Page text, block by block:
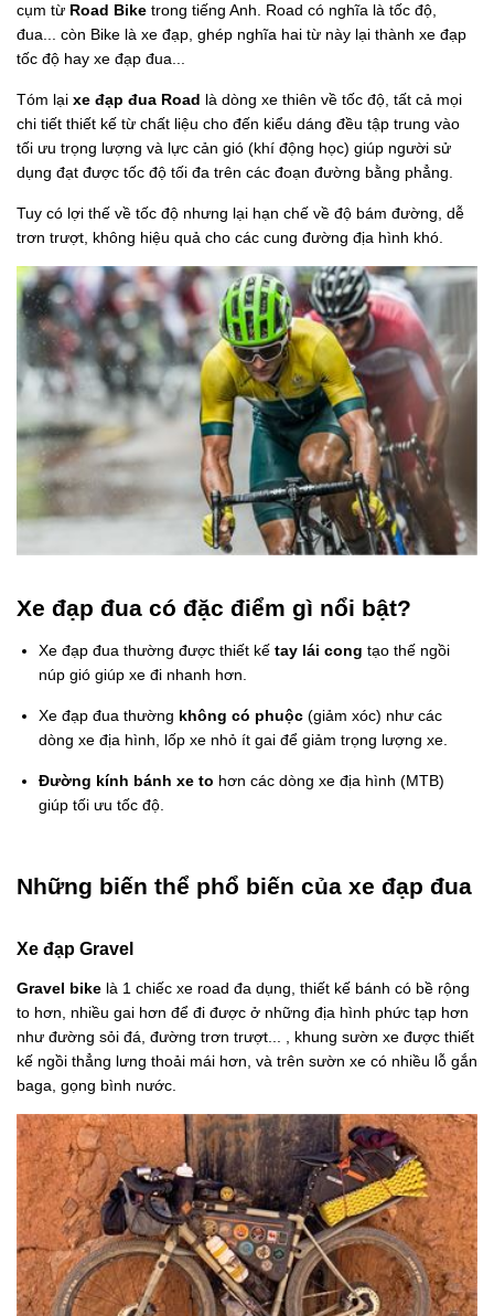
cụm từ Road Bike trong tiếng Anh. Road có nghĩa là tốc độ,
đua... còn Bike là xe đạp, ghép nghĩa hai từ này lại thành xe đạp
tốc độ hay xe đạp đua...
Tóm lại xe đạp đua Road là dòng xe thiên về tốc độ, tất cả mọi
chi tiết thiết kế từ chất liệu cho đến kiểu dáng đều tập trung vào
tối ưu trọng lượng và lực cản gió (khí động học) giúp người sử
dụng đạt được tốc độ tối đa trên các đoạn đường bằng phẳng.
Tuy có lợi thế về tốc độ nhưng lại hạn chế về độ bám đường, dễ
trơn trượt, không hiệu quả cho các cung đường địa hình khó.
Xe đạp đua có đặc điểm gì nổi bật?
Xe đạp đua thường được thiết kế tay lái cong tạo thế ngồi
núp gió giúp xe đi nhanh hơn.
Xe đạp đua thường không có phuộc (giảm xóc) như các
dòng xe địa hình, lốp xe nhỏ ít gai để giảm trọng lượng xe.
Đường kính bánh xe to hơn các dòng xe địa hình (MTB)
giúp tối ưu tốc độ.
Những biến thể phổ biến của xe đạp đua
Xe đạp Gravel
Gravel bike là 1 chiếc xe road đa dụng, thiết kế bánh có bề rộng
to hơn, nhiều gai hơn để đi được ở những địa hình phức tạp hơn
như đường sỏi đá, đường trơn trượt... , khung sườn xe được thiết
kế ngồi thẳng lưng thoải mái hơn, và trên sườn xe có nhiều lỗ gắn
baga, gọng bình nước.